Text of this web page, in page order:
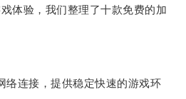
验，我们整理了十款免费的加
连接，提供稳定快速的游戏环